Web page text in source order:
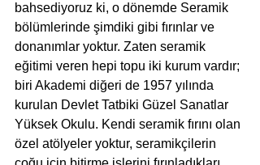
bahsediyoruz ki, o dönemde Seramik
bölümlerinde şimdiki gibi fırınlar ve
donanımlar yoktur. Zaten seramik
eğitimi veren hepi topu iki kurum vardır;
biri Akademi diğeri de 1957 yılında
kurulan Devlet Tatbiki Güzel Sanatlar
Yüksek Okulu. Kendi seramik fırını olan
özel atölyeler yoktur, seramikçilerin